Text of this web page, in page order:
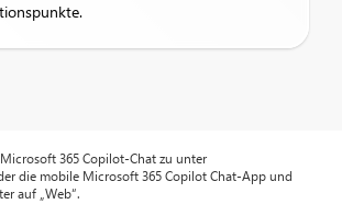
365 Copilot-Chat zu unter
die mobile Microsoft 365 Copilot Chat-App und
auf „Web“.